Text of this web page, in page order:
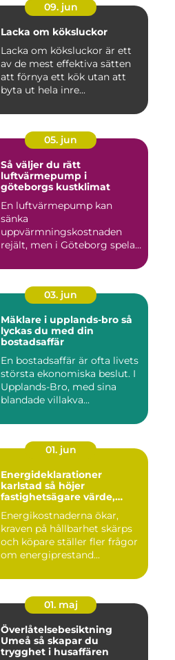
09. jun
Lacka om köksluckor
Lacka om köksluckor är ett
av de mest effektiva sätten
att förnya ett kök utan att
byta ut hela inre...
05. jun
Så väljer du rätt
luftvärmepump i
göteborgs kustklimat
En luftvärmepump kan
sänka
uppvärmningskostnaden
rejält, men i Göteborg spelar
03. jun
Mäklare i upplands-bro så
lyckas du med din
bostadsaffär
En bostadsaffär är ofta livets
största ekonomiska beslut. I
Upplands-Bro, med sina
blandade villakva...
01. jun
Energideklarationer
karlstad så höjer
fastighetsägare värde,
Energikostnaderna ökar,
kraven på hållbarhet skärps
och köpare ställer fler frågor
om energiprestand...
01. maj
Överlåtelsebesiktning
Umeå så skapar du
trygghet i husaffären